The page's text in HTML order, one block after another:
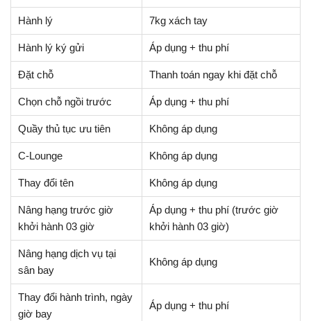
Hành lý 7kg xách tay
Hành lý ký gửi Áp dụng + thu phí
Đặt chỗ Thanh toán ngay khi đặt chỗ
Chọn chỗ ngồi trước Áp dụng + thu phí
Quầy thủ tục ưu tiên Không áp dụng
C-Lounge Không áp dụng
Thay đổi tên Không áp dụng
Nâng hạng trước giờ
khởi hành 03 giờ
Áp dụng + thu phí (trước giờ
khởi hành 03 giờ)
Nâng hạng dịch vụ tại
sân bay
Không áp dụng
Thay đổi hành trình, ngày
giờ bay
Áp dụng + thu phí